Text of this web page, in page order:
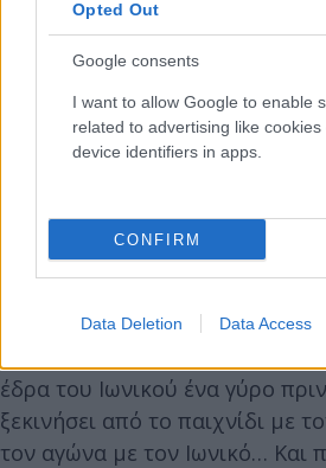
Opted Out
Google consents
I want to allow Google to enable
related to advertising like
device identifiers in apps.
CONFIRM
Data Deletion Data Access
Για την πορεία της ομάδας και
έδρα του Ιωνικού ένα γύρο
ξεκινήσει από το παιχνίδι με
τον αγώνα με τον Ιωνικό… Και